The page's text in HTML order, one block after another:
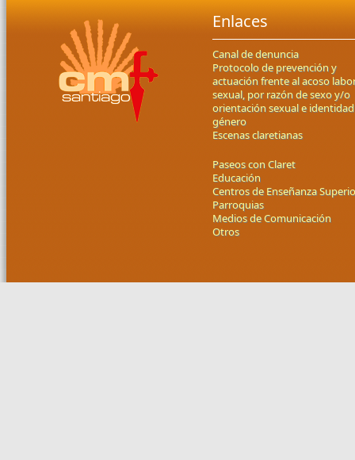
Enlaces
Canal de denuncia
Protocolo de prevención y
actuación frente al acoso
sexual, por razón de sexo y/o
orientación sexual e
género
Escenas claretianas
Paseos con Claret
Educación
Centros de Enseñanza
Parroquias
Medios de Comunicación
Otros